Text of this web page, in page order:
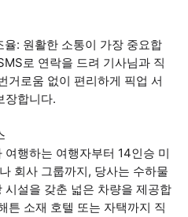
: 원활한 소통이 가장 중요합
로 연락을 드려 기사님과 직
거로움 없이 편리하게 픽업 서
장합니다.
행하는 여행자부터 14인승 미
회사 그룹까지, 당사는 수하물
설을 갖춘 넓은 차량을 제공합
튼 소재 호텔 또는 자택까지 직